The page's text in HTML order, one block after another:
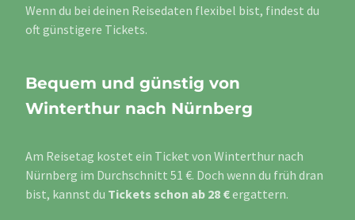
Wenn du bei deinen Reisedaten flexibel bist, findest du
oft günstigere Tickets.
Bequem und günstig von
Winterthur nach Nürnberg
Am Reisetag kostet ein Ticket von Winterthur nach
Nürnberg im Durchschnitt 51 €. Doch wenn du früh dran
bist, kannst du Tickets schon ab 28 €ergattern.